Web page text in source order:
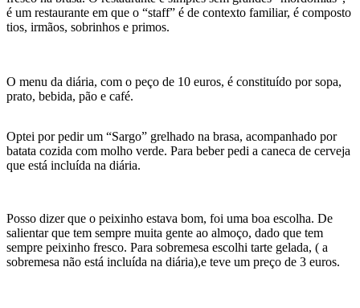
é um restaurante em que o “staff” é de contexto familiar, é composto
tios, irmãos, sobrinhos e primos.
O menu da diária, com o peço de 10 euros, é constituído por sopa,
prato, bebida, pão e café.
Optei por pedir um “Sargo” grelhado na brasa, acompanhado por
batata cozida com molho verde. Para beber pedi a caneca de cerveja
que está incluída na diária.
Posso dizer que o peixinho estava bom, foi uma boa escolha. De
salientar que tem sempre muita gente ao almoço, dado que tem
sempre peixinho fresco. Para sobremesa escolhi tarte gelada, ( a
sobremesa não está incluída na diária),e teve um preço de 3 euros.